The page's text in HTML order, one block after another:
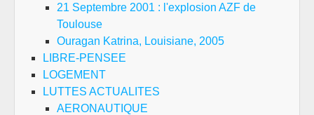
21 Septembre 2001 : l'explosion AZF de
Toulouse
Ouragan Katrina, Louisiane, 2005
LIBRE-PENSEE
LOGEMENT
LUTTES ACTUALITES
AERONAUTIQUE